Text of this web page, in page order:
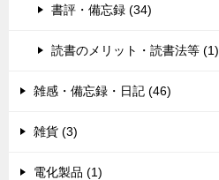
書評・備忘録 (34)
読書のメリット・読書法等 (1)
雑感・備忘録・日記 (46)
雑貨 (3)
電化製品 (1)